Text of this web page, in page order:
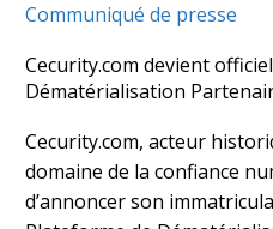
Communiqué de presse
Cecurity.com devient
Dématérialisation
Cecurity.com, acteur
domaine de la confiance
d’annoncer son